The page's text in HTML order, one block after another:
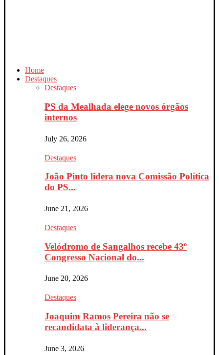
Home
Destaques
Destaques
PS da Mealhada elege novos órgãos
internos
July 26, 2026
Destaques
João Pinto lidera nova Comissão Política
do PS...
June 21, 2026
Destaques
Velódromo de Sangalhos recebe 43º
Congresso Nacional do...
June 20, 2026
Destaques
Joaquim Ramos Pereira não se
recandidata à liderança...
June 3, 2026